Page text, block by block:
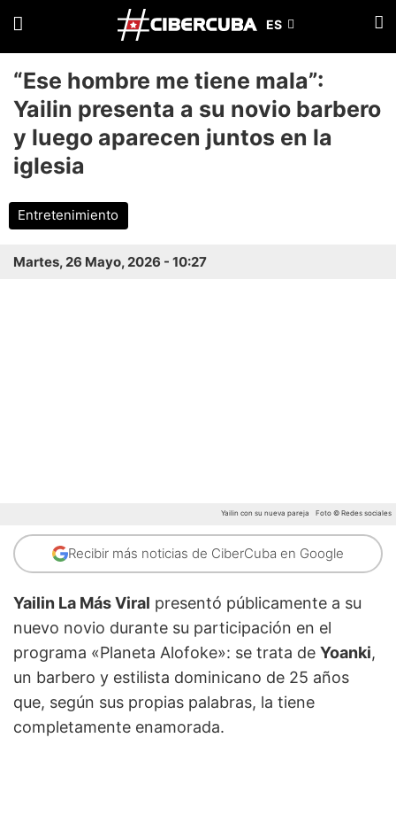
“Ese hombre me tiene mala”:
Yailin presenta a su novio barbero
y luego aparecen juntos en la
iglesia
Entretenimiento
Martes, 26 Mayo, 2026 - 10:27
Yailin con su nueva pareja Foto © Redes sociales
Recibir más noticias de CiberCuba en Google
Yailin La Más Viral presentó públicamente a su
nuevo novio durante su participación en el
programa «Planeta Alofoke»: se trata de Yoanki,
un barbero y estilista dominicano de 25 años
que, según sus propias palabras, la tiene
completamente enamorada.